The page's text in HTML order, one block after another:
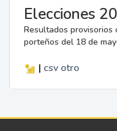
Elecciones
Resultados
porteños del 18 de
| csv otro